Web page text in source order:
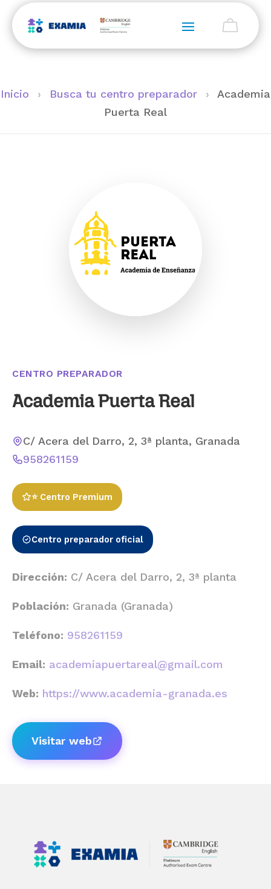
Inicio › Busca tu centro preparador ›
Academia
Puerta Real
CENTRO PREPARADOR
Academia Puerta Real
C/ Acera del Darro, 2, 3ª planta, Granada
958261159
⭐ Centro Premium
Centro preparador oficial
Dirección: C/ Acera del Darro, 2, 3ª planta
Población: Granada (Granada)
Teléfono: 958261159
Email: academiapuertareal@gmail.com
Web: https://www.academia-granada.es
Visitar web